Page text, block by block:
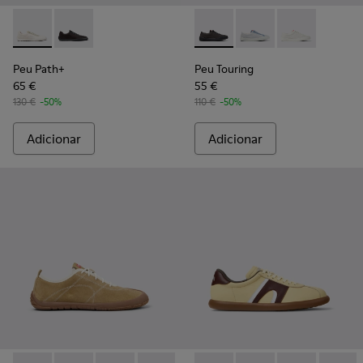
Peu Path+ - K201889-001 - Sapatilhas brancas em
Peu Path+ - K201889-002
Peu Path+
65 €
130 € -50%
Adicionar
Peu Touring - K201862-
Peu Touring -Peu Touring
Peu Touring
55 €
110 € -50%
Adicionar